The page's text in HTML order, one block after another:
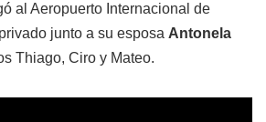
al Aeropuerto Internacional de
junto a su esposa Antonela
Thiago, Ciro y Mateo.